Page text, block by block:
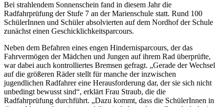
Bei strahlendem Sonnenschein fand in diesem Jahr die
Radfahrprüfung der Stufe 7 an der Marienschule statt. Rund 100
SchülerInnen und Schüler absolvierten auf dem Nordhof der Schule
zunächst einen Geschicklichkeitsparcours.
Neben dem Befahren eines engen Hindernisparcours, der das
Fahrvermögen der Mädchen und Jungen auf ihrem Rad überprüfte,
war dabei auch kontrolliertes Bremsen gefragt. „Gerade der Wechsel
auf die größeren Räder stellt für manche der inzwischen
jugendlichen Radfahrer eine Herausforderung dar, der sie sich nicht
unbedingt bewusst sind“, erklärt Frau Straub, die die
Radfahrprüfung durchführt. „Dazu kommt, dass die SchülerInnen in